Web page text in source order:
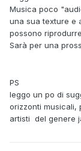
Musica poco
una sua texture e
possono
Sarà per una
PS
leggo un po di
orizzonti musicali,
artisti del genere